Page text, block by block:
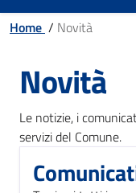
Home / Novità
Novità
Le notizie, i
servizi del Comune.